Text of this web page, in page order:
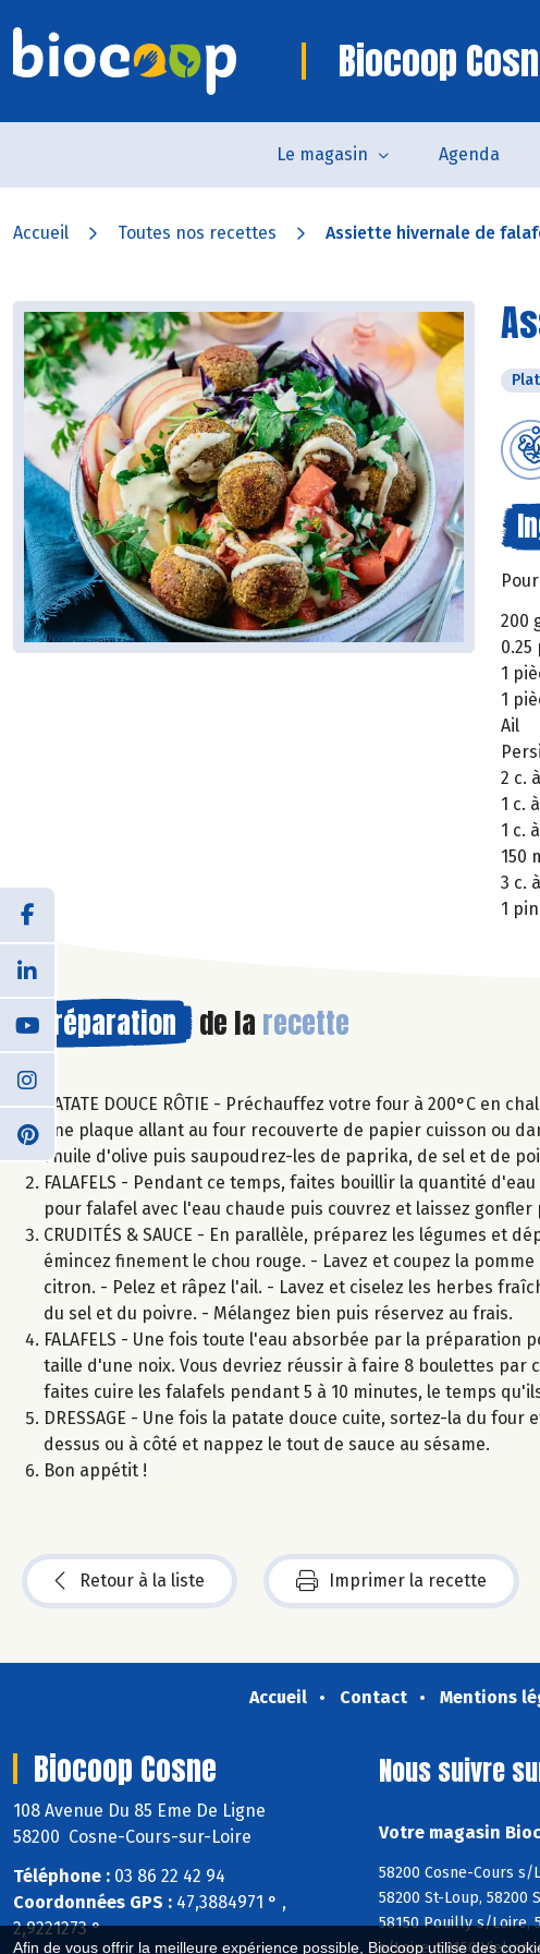
Afin de vous offrir la meilleure expérience possible, Biocoop utilise des
Biocoop
Le magasin Agenda
Accueil Toutes nos recettes Assiette hivernale de
200
0.25
1
1
Ail
2 c.
1 c.
1 c.
150
3 c.
1
Préparation de la recette
PATATE DOUCE RÔTIE - Préchauffez votre four à 200°C en
une plaque allant au four recouverte de papier cuisson ou
l'huile d'olive puis saupoudrez-les de paprika, de sel et de
FALAFELS - Pendant ce temps, faites bouillir la quantité
pour falafel avec l'eau chaude puis couvrez et laissez gonfler
CRUDITÉS & SAUCE - En parallèle, préparez les légumes et
émincez finement le chou rouge. - Lavez et coupez la
citron. - Pelez et râpez l'ail. - Lavez et ciselez les herbes
du sel et du poivre. - Mélangez bien puis réservez au frais.
FALAFELS - Une fois toute l'eau absorbée par la
taille d'une noix. Vous devriez réussir à faire 8 boulettes par
faites cuire les falafels pendant 5 à 10 minutes, le temps
DRESSAGE - Une fois la patate douce cuite, sortez-la du
dessus ou à côté et nappez le tout de sauce au sésame.
Bon appétit !
Retour à la liste Imprimer la recette
Accueil Contact Mentions
Biocoop Cosne
108 Avenue Du 85 Eme De Ligne
58200 Cosne-Cours-sur-Loire
Téléphone : 03 86 22 42 94
Coordonnées GPS : 47,3884971 ° ,
2,9221273 °
Nous suivre
Votre magasin
58200 Cosne-Cours s/
58200 St-Loup, 58200
58150 Pouilly s/Loire,
s/Loire, 58150